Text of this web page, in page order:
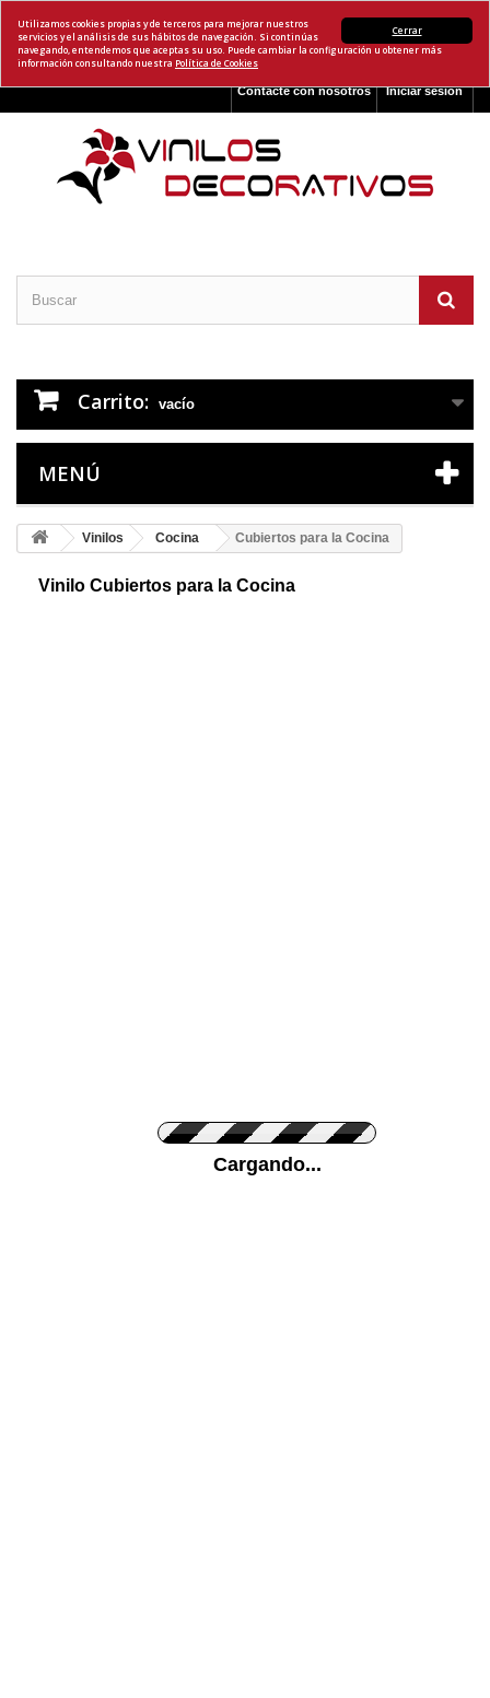
Cerrar
Utilizamos cookies propias y de terceros para mejorar nuestros
servicios y el análisis de sus hábitos de navegación. Si continúas
navegando, entendemos que aceptas su uso. Puede cambiar la configuración u obtener más
información consultando nuestra Política de Cookies
Iniciar sesión
Contacte con nosotros
Carrito: vacío
MENÚ
Vinilos Cocina Cubiertos para la Cocina
Vinilo Cubiertos para la Cocina
Cargando...